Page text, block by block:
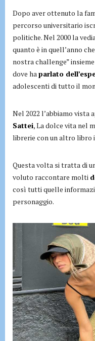
Dopo aver ottenuto la
percorso universitario
politiche. Nel 2000 la
quanto è in quell’anno
nostra challenge”
dove haparlato
adolescenti di tutto il
Nel 2022 l’abbiamo vista
Sattei, La dolce vita nel
librerie con un altro libro
Questa volta si tratta di
voluto raccontare molti
così tutti quelle
personaggio.